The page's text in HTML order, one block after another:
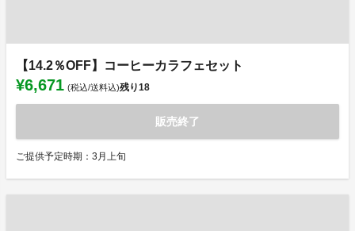
【14.2％OFF】コーヒーカラフェセット
¥6,671 (税込/送料込)残り18
販売終了
ご提供予定時期：3月上旬